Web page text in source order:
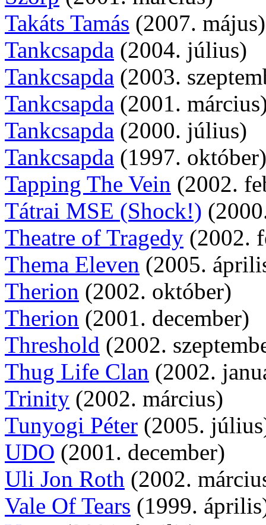
Takáts Tamás (2007. május)
Tankcsapda (2004. július)
Tankcsapda (2003.
Tankcsapda (2001.
Tankcsapda (2000. július)
Tankcsapda (1997. október)
Tapping The Vein (2002.
Tátrai MSE (Shock!)
Theatre of Tragedy (2002.
Thema Eleven (2005.
Therion (2002. október)
Therion (2001. december)
Threshold (2002.
Thug Life Clan (2002.
Trinity (2002. március)
Tunyogi Péter (2005.
UDO (2001. december)
Uli Jon Roth (2002.
Vale Of Tears (1999.